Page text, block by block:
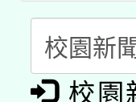
月28
動」
開 智
「
關事
轉知
校園